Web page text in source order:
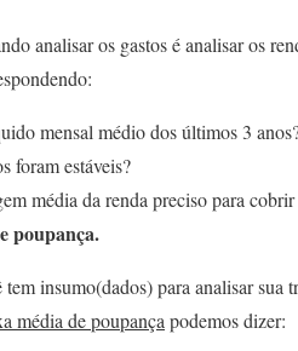
analisar os gastos é analisar os
mensal médio dos últimos 3
foram estáveis?
média da renda preciso para
poupança.
insumo(dados) para analisar
média de poupança podemos dizer: